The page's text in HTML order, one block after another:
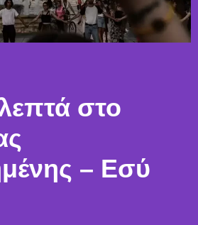
στο
– Εσύ